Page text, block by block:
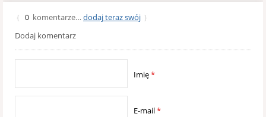
{ 0 komentarze… dodaj teraz swój }
Dodaj komentarz
Imię*
E-mail*